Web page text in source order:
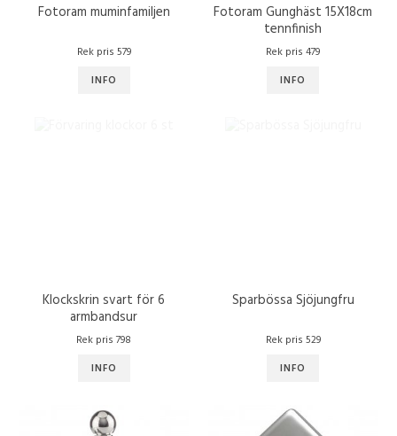
Fotoram muminfamiljen
Rek pris 579
INFO
Fotoram Gunghäst 15X18cm
tennfinish
Rek pris 479
INFO
Klockskrin svart för 6
armbandsur
Rek pris 798
INFO
Sparbössa Sjöjungfru
Rek pris 529
INFO